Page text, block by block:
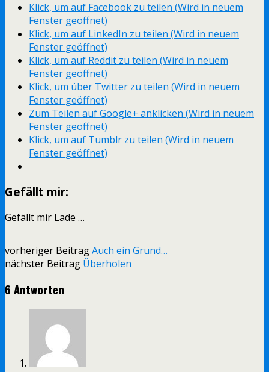
Klick, um auf Facebook zu teilen (Wird in neuem
Fenster geöffnet)
Klick, um auf LinkedIn zu teilen (Wird in neuem
Fenster geöffnet)
Klick, um auf Reddit zu teilen (Wird in neuem
Fenster geöffnet)
Klick, um über Twitter zu teilen (Wird in neuem
Fenster geöffnet)
Zum Teilen auf Google+ anklicken (Wird in neuem
Fenster geöffnet)
Klick, um auf Tumblr zu teilen (Wird in neuem
Fenster geöffnet)
Gefällt mir:
Gefällt mir Lade …
vorheriger BeitragAuch ein Grund…
nächster Beitrag Überholen
6 Antworten